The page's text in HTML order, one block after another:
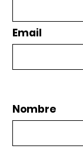
Email
Nombre